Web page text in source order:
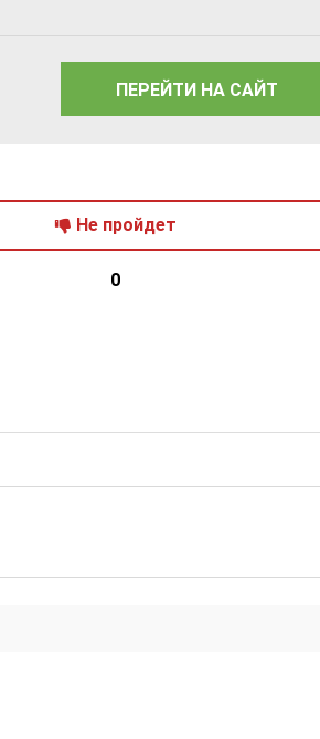
ПЕРЕЙТИ НА САЙТ
Не пройдет
0